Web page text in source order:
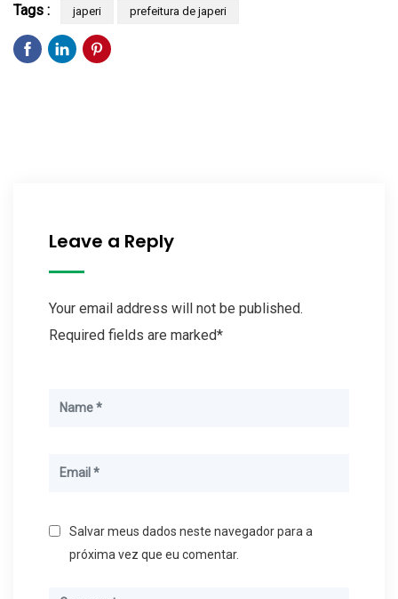
Tags : japeri prefeitura de japeri
Leave a Reply
Your email address will not be published.
Required fields are marked*
Salvar meus dados neste navegador para a
próxima vez que eu comentar.